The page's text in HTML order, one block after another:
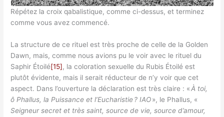
Répétez la croix qabalistique, comme ci-dessus, et terminez
comme vous avez commencé.
La structure de ce rituel est très proche de celle de la Golden
Dawn, mais, comme nous avions pu le voir avec le rituel du
Saphir Étoilé[15], la coloration sexuelle du Rubis Étoilé est
plutôt évidente, mais il serait réducteur de n’y voir que cet
aspect. Dans l’ouverture la déclaration est très claire : «À toi,
ô Phallus, la Puissance et l’Eucharistie ? IAO», le Phallus, «
Seigneur secret et très saint, source de vie, source d’amour,